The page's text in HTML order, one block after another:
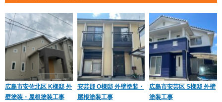
広島市安佐北区 K様邸 外
壁塗装・屋根塗装工事
安芸郡 O様邸 外壁塗装・
屋根塗装工事
広島市安芸区 S様邸 外壁
塗装工事